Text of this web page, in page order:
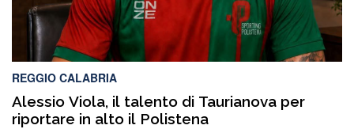
REGGIO CALABRIA
Alessio Viola, il talento di Taurianova per
riportare in alto il Polistena